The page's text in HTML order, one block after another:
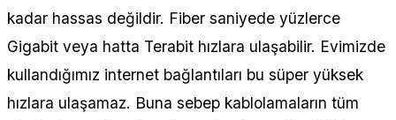
kadar hassas değildir. Fiber saniyede yüzlerce
Gigabit veya hatta Terabit hızlara ulaşabilir. Evimizde
kullandığımız internet bağlantıları bu süper yüksek
hızlara ulaşamaz. Buna sebep kablolamaların tüm